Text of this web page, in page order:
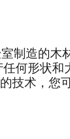
制造的木
何形状和
技术，您